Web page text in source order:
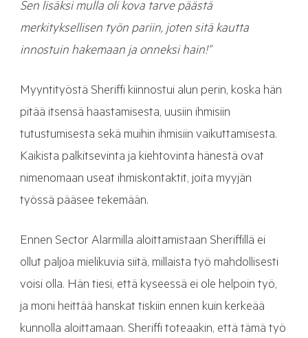
Sen lisäksi mulla oli kova tarve päästä
merkityksellisen työn pariin, joten sitä kautta
innostuin hakemaan ja onneksi hain!”
Myyntityöstä Sheriffi kiinnostui alun perin, koska hän
pitää itsensä haastamisesta, uusiin ihmisiin
tutustumisesta sekä muihin ihmisiin vaikuttamisesta.
Kaikista palkitsevinta ja kiehtovinta hänestä ovat
nimenomaan useat ihmiskontaktit, joita myyjän
työssä pääsee tekemään.
Ennen Sector Alarmilla aloittamistaan Sheriffillä ei
ollut paljoa mielikuvia siitä, millaista työ mahdollisesti
voisi olla. Hän tiesi, että kyseessä ei ole helpoin työ,
ja moni heittää hanskat tiskiin ennen kuin kerkeää
kunnolla aloittamaan. Sheriffi toteaakin, että tämä työ